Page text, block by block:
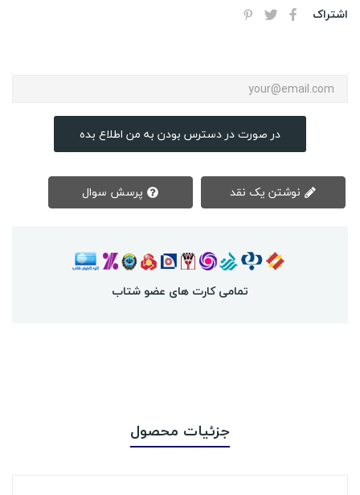
اشتراک
در صورت در دسترس بودن به من اطلاع بده
تمامی کارت های عضو شتاب
جزئیات محصول